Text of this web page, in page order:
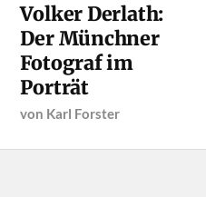
Volker Derlath:
Der Münchner
Fotograf im
Porträt
von Karl Forster